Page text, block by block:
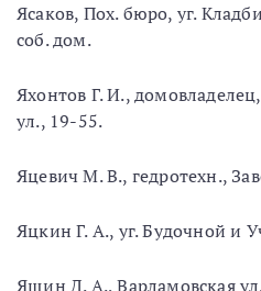
Ясаков, Пох. бюро, уг.
соб. дом.
Яхонтов Г. И.,
ул., 19-55.
Яцевич М. В., гедротехн.,
Яцкин Г. А., уг. Будочной и
Ящин Д. А., Варламовская